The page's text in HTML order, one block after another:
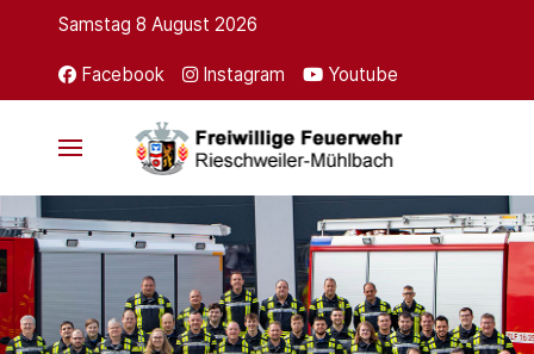
Samstag 8 August 2026
Facebook Instagram Youtube